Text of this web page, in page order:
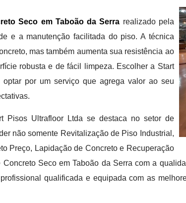
Seco em Taboão da Serra realizado pela
e a manutenção facilitada do piso. A técnica
mas também aumenta sua resistência ao
robusta e de fácil limpeza. Escolher a Start
por um serviço que agrega valor ao seu
Pisos Ultrafloor Ltda se destaca no setor de
não somente Revitalização de Piso Industrial,
Preço, Lapidação de Concreto e Recuperação
Seco em Taboão da Serra com a
qualificada e equipada com as